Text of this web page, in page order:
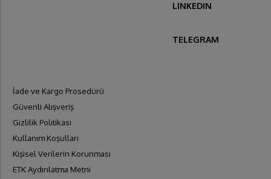
LINKEDIN
TELEGRAM
İade ve Kargo Prosedürü
Güvenli Alışveriş
Gizlilik Politikası
Kullanım Koşulları
Kişisel Verilerin Korunması
ETK Aydınlatma Metni